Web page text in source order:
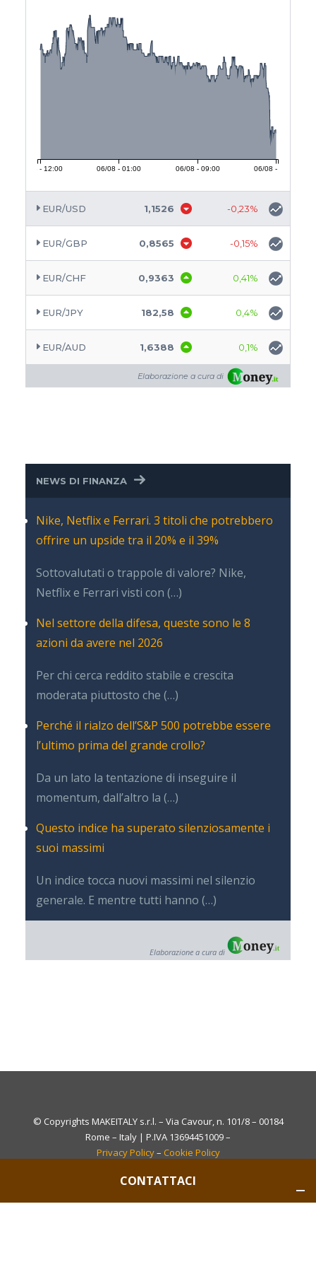
CONTATTACI
05/08 - 12:00 06/08 - 01:00 06/08 - 09:00 06/08 - 23:00
EUR/USD 1,1526 -0,23%
EUR/GBP 0,8565 -0,15%
EUR/CHF 0,9363 0,41%
EUR/JPY 182,58 0,4%
EUR/AUD 1,6388 0,1%
Elaborazione a cura di
NEWS DI FINANZA
Nike, Netflix e Ferrari. 3 titoli che potrebbero
offrire un upside tra il 20% e il 39%
Sottovalutati o trappole di valore? Nike,
Netflix e Ferrari visti con (…)
Nel settore della difesa, queste sono le 8
azioni da avere nel 2026
Per chi cerca reddito stabile e crescita
moderata piuttosto che (…)
Perché il rialzo dell’S&P 500 potrebbe essere
l’ultimo prima del grande crollo?
Da un lato la tentazione di inseguire il
momentum, dall’altro la (…)
Questo indice ha superato silenziosamente i
suoi massimi
Un indice tocca nuovi massimi nel silenzio
generale. E mentre tutti hanno (…)
Elaborazione a cura di
© Copyrights MAKEITALY s.r.l. – Via Cavour, n. 101/8 – 00184
Rome – Italy | P.IVA 13694451009 –
Privacy Policy– Cookie Policy